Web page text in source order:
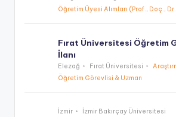
Öğretim Üyesi Alımları (Prof., Doç.,
Fırat Üniversitesi Öğretim
İlanı
Elezağ Fırat Üniversitesi
Öğretim Görevlisi & Uzman
İzmir İzmir Bakırçay Üniversitesi